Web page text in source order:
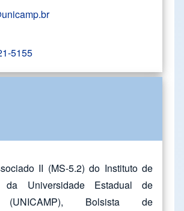
5155
II (MS-5.2) do Instituto de
da Universidade Estadual de
(UNICAMP), Bolsista de